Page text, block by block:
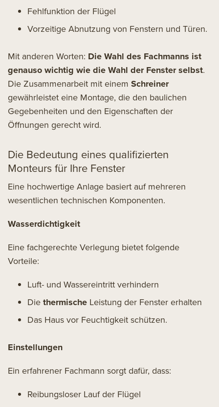
Fehlfunktion der Flügel
Vorzeitige Abnutzung von Fenstern und Türen.
Mit anderen Worten: Die Wahl des Fachmanns ist
genauso wichtig wie die Wahl der Fenster selbst.
Die Zusammenarbeit mit einem Schreiner
gewährleistet eine Montage, die den baulichen
Gegebenheiten und den Eigenschaften der
Öffnungen gerecht wird.
Die Bedeutung eines qualifizierten
Monteurs für Ihre Fenster
Eine hochwertige Anlage basiert auf mehreren
wesentlichen technischen Komponenten.
Wasserdichtigkeit
Eine fachgerechte Verlegung bietet folgende
Vorteile:
Luft- und Wassereintritt verhindern
Die thermische Leistung der Fenster erhalten
Das Haus vor Feuchtigkeit schützen.
Einstellungen
Ein erfahrener Fachmann sorgt dafür, dass:
Reibungsloser Lauf der Flügel